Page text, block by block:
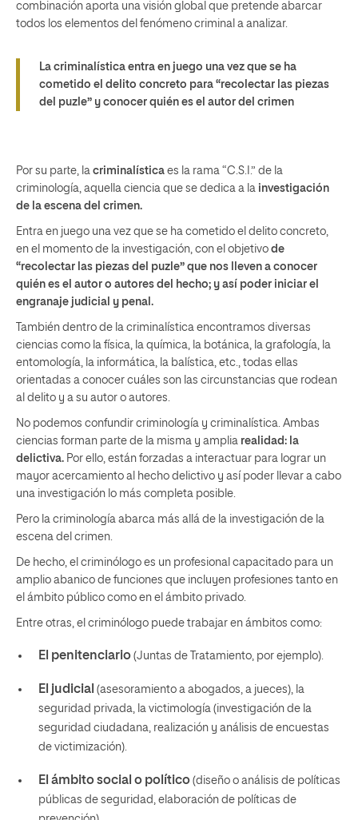
combinación aporta una visión global que pretende abarcar
todos los elementos del fenómeno criminal a analizar.
La criminalística entra en juego una vez que se ha
cometido el delito concreto para “recolectar las piezas
del puzle” y conocer quién es el autor del crimen
Por su parte, la criminalística es la rama “C.S.I.” de la
criminología, aquella ciencia que se dedica a la investigación
de la escena del crimen.
Entra en juego una vez que se ha cometido el delito concreto,
en el momento de la investigación, con el objetivo de
“recolectar las piezas del puzle” que nos lleven a conocer
quién es el autor o autores del hecho; y así poder iniciar el
engranaje judicial y penal.
También dentro de la criminalística encontramos diversas
ciencias como la física, la química, la botánica, la grafología, la
entomología, la informática, la balística, etc., todas ellas
orientadas a conocer cuáles son las circunstancias que rodean
al delito y a su autor o autores.
No podemos confundir criminología y criminalística. Ambas
ciencias forman parte de la misma y amplia realidad: la
delictiva. Por ello, están forzadas a interactuar para lograr un
mayor acercamiento al hecho delictivo y así poder llevar a cabo
una investigación lo más completa posible.
Pero la criminología abarca más allá de la investigación de la
escena del crimen.
De hecho, el criminólogo es un profesional capacitado para un
amplio abanico de funciones que incluyen profesiones tanto en
el ámbito público como en el ámbito privado.
Entre otras, el criminólogo puede trabajar en ámbitos como:
El penitenciario(Juntas de Tratamiento, por ejemplo).
El judicial (asesoramiento a abogados, a jueces), la
seguridad privada, la victimología (investigación de la
seguridad ciudadana, realización y análisis de encuestas
de victimización).
El ámbito social o político(diseño o análisis de políticas
públicas de seguridad, elaboración de políticas de